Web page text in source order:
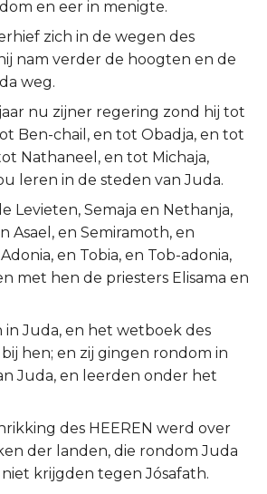
en eer in menigte.
zich in de wegen des
nam verder de hoogten en de
weg.
nu zijner regering zond hij tot
Ben-chail, en tot Obadja, en tot
Nathaneel, en tot Michaja,
leren in de steden van Juda.
Levieten, Semaja en Nethanja,
Asael, en Semiramoth, en
en Tobia, en Tob-adonia,
met hen de priesters Elisama en
in Juda, en het wetboek des
bij hen; en zij gingen rondom in
Juda, en leerden onder het
des HEEREN werd over
der landen, die rondom Juda
krijgden tegen Jósafath.